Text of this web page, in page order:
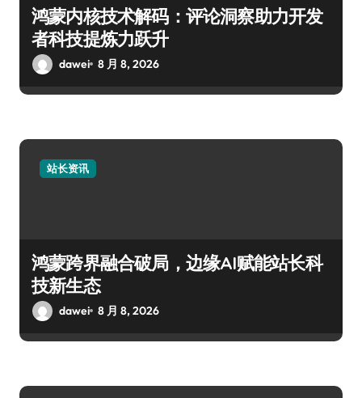
鸿蒙内核技术解码：评论洞察助力开发
者科技提炼力跃升
dawei 8 月 8, 2026
站长资讯
鸿蒙跨界融合破局，边缘AI赋能站长科
技新生态
dawei 8 月 8, 2026